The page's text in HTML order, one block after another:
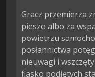
Gracz przemierza
pieszo albo za
powietrzu
posłannictwa
nieuwagi i
fiasko podjętych